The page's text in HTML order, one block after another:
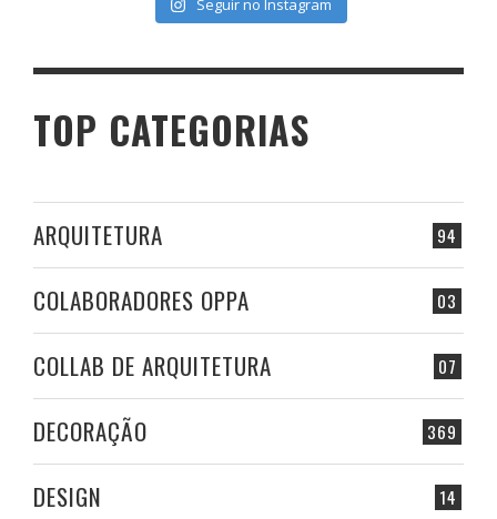
Seguir no Instagram
TOP CATEGORIAS
94
ARQUITETURA
03
COLABORADORES OPPA
07
COLLAB DE ARQUITETURA
369
DECORAÇÃO
14
DESIGN